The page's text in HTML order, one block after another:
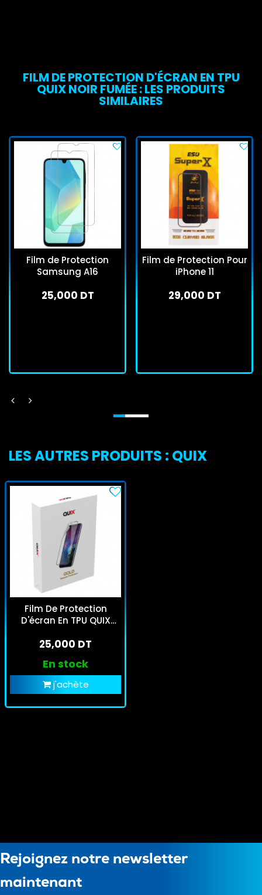
FILM DE PROTECTION D'ÉCRAN EN TPU
QUIX NOIR FUMÉE : LES PRODUITS
SIMILAIRES
Film de Protection
Samsung A16
25,000 DT
Film de Protection Pour
iPhone 11
29,000 DT
LES AUTRES PRODUITS : QUIX
Film De Protection
D'écran En TPU QUIX
Supérieure
25,000 DT
En stock
j'achète
Rejoignez notre newsletter
maintenant